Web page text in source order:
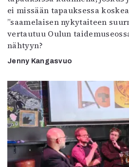
ei missään tapauksessa
”saamelaisen nykytaiteen
vertautuu Oulun
nähtyyn?
Jenny Kangasvuo